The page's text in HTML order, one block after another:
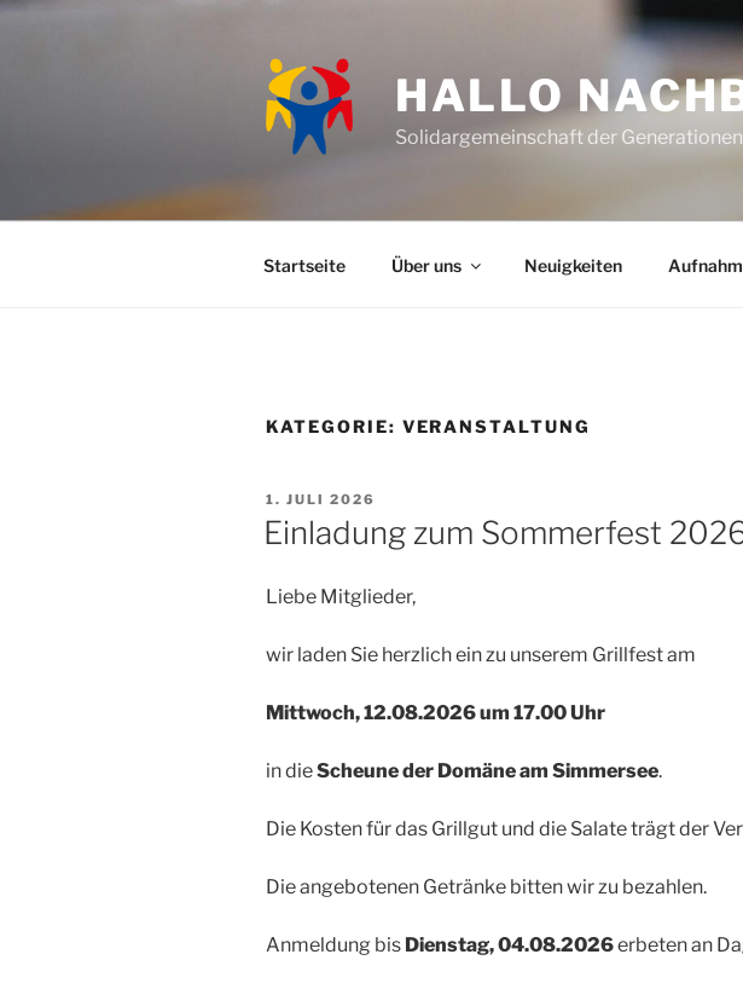
Zum
HALLO
Solidargemeinschaft der
Startseite Über uns Neuigkeiten
KATEGORIE: VERANSTALTUNG
VERÖFFENTLICHT
AM
1. JULI 2026
Einladung zum Sommerfest
Liebe Mitglieder,
wir laden Sie herzlichein zu unserem Grillfestam
Mittwoch,12.08.2026um 17.00 Uhr
indieScheuneder Domäne am Simmersee.
Die Kostenfür das Grillgut und die Salateträgt der
Die angebotenen Getränke bitten wir zu bezahlen.
Anmeldung bis Dienstag,04.08.2026erbeten an